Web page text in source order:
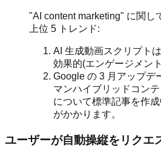
"AI content marketing" に関
上位 5 トレンド:
AI 生成動画スクリプト
効果的(エンゲージメン
Google の 3 月アップデ
マンハイブリッドコン
について標準記事を作
がかかります。
ユーザーが自動操縦をリクエ